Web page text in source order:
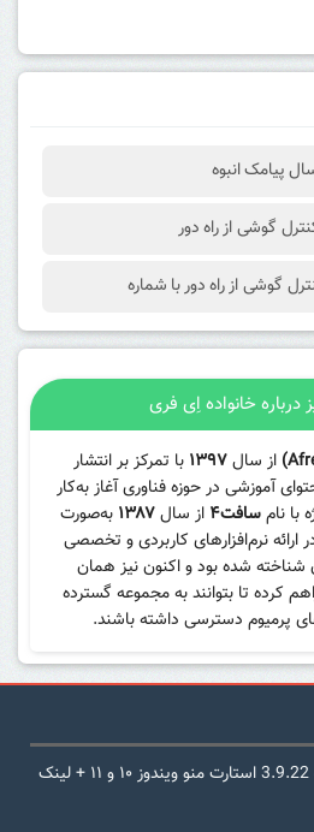
پیامک انبوه
گوشی از راه دور
گوشی از راه دور با شماره
خانواده اِی فری
از سال۱۳۹۷ با تمرکز بر انتشار
آموزشی در حوزه فناوری آغاز به‌کار
با نامسافت۴ از سال۱۳۸۷ به‌صورت
نرم‌افزارهای کاربردی و تخصصی
شناخته شده بود و اکنون نیز همان
کرده تا بتوانند به مجموعه گسترده
پرمیوم دسترسی داشته باشند.
دانلود StartAllBack نسخه 3.9.22 استارت منو ویندوز ۱۰ و ۱۱ + لینک